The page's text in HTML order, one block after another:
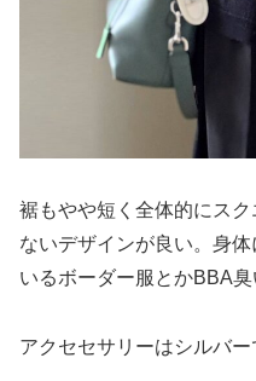
裾もやや短く全体的にス
ないデザインが良い。身
いるボーダー服とかBBA臭
アクセセサリーはシルバー